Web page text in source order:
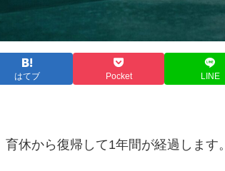
はてブ Pocket LINE
休から復帰して1年間が経過します。